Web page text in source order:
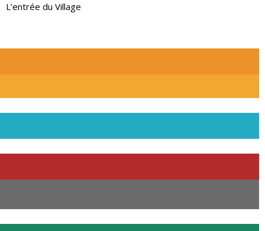
L’entrée du Village